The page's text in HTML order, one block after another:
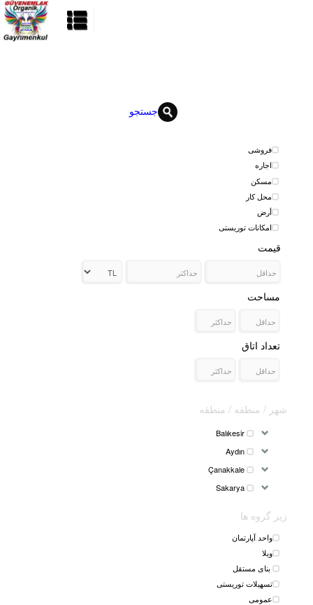
جستجو
فروشی
اجاره
مسکن
محل کار
أرض
امکانات توریستی
قیمت
مساحت
تعداد اتاق
شهر / منطقه / منطقه
Balıkesir
Aydın
Çanakkale
Sakarya
زیر گروه ها
واحد آپارتمان
ویلا
بنای مستقل
تسهیلات توریستی
عمومی